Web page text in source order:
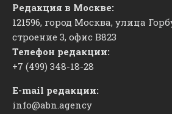
Редакция в Москве:
121596, город Москва, улица
строение 3, офис ​В823
Телефон редакции:
+7 (499) 348-18-28
E-mail редакции:
info@abn.agency